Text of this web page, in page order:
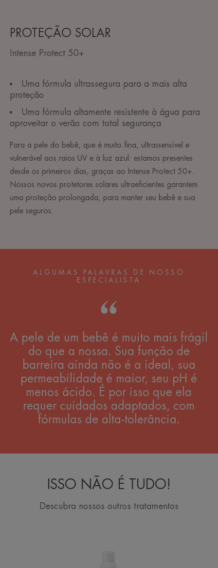
PROTEÇÃO SOLAR
Intense Protect 50+
Uma fórmula ultrassegura para a mais alta
proteção
Uma fórmula altamente resistente à água para
aproveitar o verão com total segurança
Para a pele do bebê, que é muito fina, ultrassensível e
vulnerável aos raios UV e à luz azul: estamos presentes
desde os primeiros dias, graças ao Intense Protect 50+.
Nossos novos protetores solares ultraeficientes garantem
uma proteção prolongada, para manter seu bebê e sua
pele seguros.
ALGUMAS PALAVRAS DE NOSSO
ESPECIALISTA
A pele de um bebê é muito mais frágil
do que a nossa. Sua função de
barreira ainda não é a ideal, sua
permeabilidade é maior, seu pH é
menos ácido. É por isso que ela
requer cuidados adaptados, com
fórmulas de alta-tolerância.
ISSO NÃO É TUDO!
Descubra nossos outros tratamentos